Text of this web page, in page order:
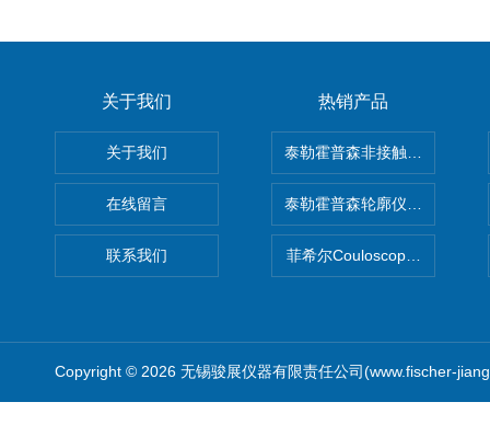
关于我们
关于我们
在线留言
联系我们
热销产品
泰勒霍普森非接触式轮廓仪
泰勒霍普森轮廓仪|TAYLOR
菲希尔Couloscope CMS2电
Copyright © 2026 无锡骏展仪器有限责任公司(www.fischer-